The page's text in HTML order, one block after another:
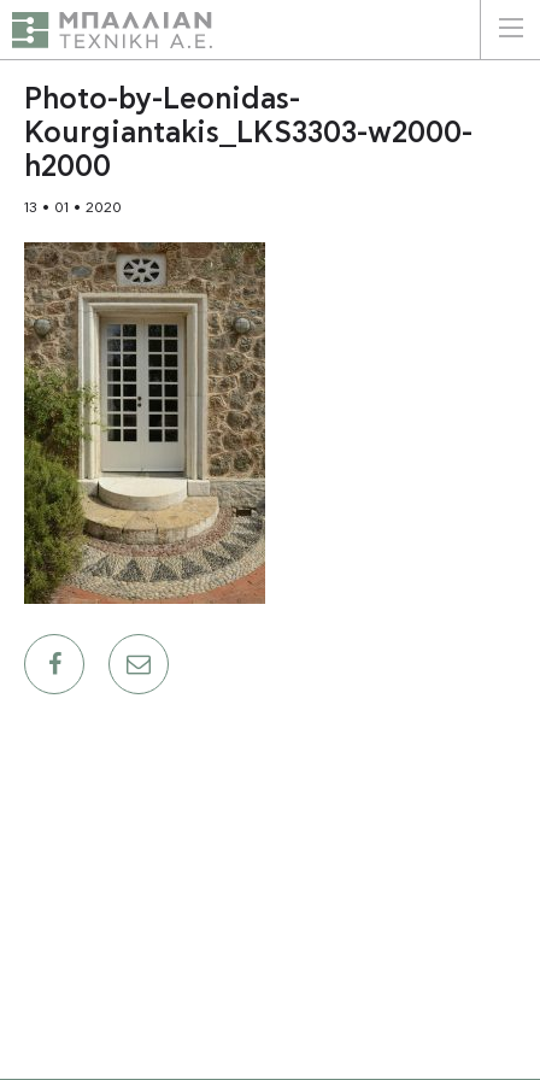
ΕΛΛΗΝΙΚΑ
ΑΡΧΙΚΗ
ΥΠΗΡΕΣΙΕΣ
ΠΛΕΟΝΕΚΤΗΜΑΤΑ
ΠΕΛΑΤΕΣ
ΒΙΩΣΙΜΟΤΗΤΑ
ΠΙΣΤΟΠΟΙΗΣΕΙΣ
ΕΡΓΑ
Photo-by-Leonidas-
Kourgiantakis_LKS3303-w2000-
h2000
13 • 01 • 2020